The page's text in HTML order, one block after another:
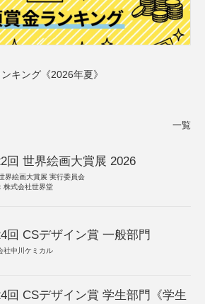
キング《2026年夏》
一覧
回 世界絵画大賞展 2026
界絵画大賞展 実行委員会
株式会社世界堂
回 CSデザイン賞 一般部門
社中川ケミカル
回 CSデザイン賞 学生部門《学生